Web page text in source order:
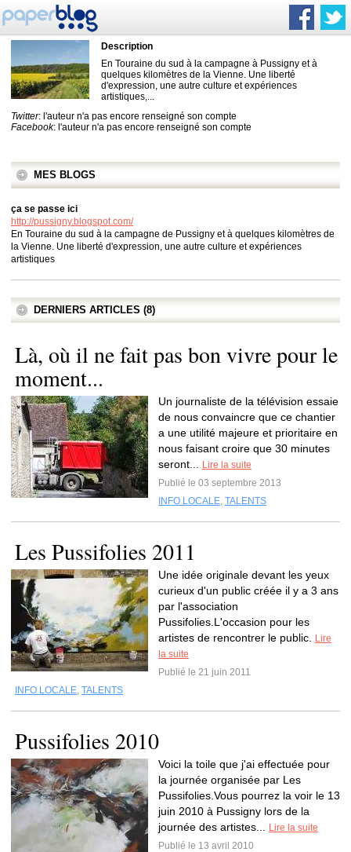
Description
En Touraine du sud à la campagne à Pussigny et à
quelques kilomètres de la Vienne. Une liberté
d'expression, une autre culture et expériences
artistiques,...
Twitter: l'auteur n'a pas encore renseigné son compte
Facebook: l'auteur n'a pas encore renseigné son compte
MES BLOGS
ça se passe ici
http://pussigny.blogspot.com/
En Touraine du sud à la campagne de Pussigny et à quelques kilomètres de
la Vienne. Une liberté d'expression, une autre culture et expériences
artistiques
DERNIERS ARTICLES (8)
Là, où il ne fait pas bon vivre pour le
moment...
Un journaliste de la télévision essaie
de nous convaincre que ce chantier
a une utilité majeure et prioritaire en
nous faisant croire que 30 minutes
seront...
Lire la suite
Publié le 03 septembre 2013
INFO LOCALE, TALENTS
Les Pussifolies 2011
Une idée originale devant les yeux
curieux d'un public créée il y a 3 ans
par l'association
Pussifolies.L'occasion pour les
artistes de rencontrer le public.
Lire
la suite
Publié le 21 juin 2011
INFO LOCALE, TALENTS
Pussifolies 2010
Voici la toile que j'ai effectuée pour
la journée organisée par Les
Pussifolies.Vous pourrez la voir le 13
juin 2010 à Pussigny lors de la
journée des artistes...
Lire la suite
Publié le 13 avril 2010